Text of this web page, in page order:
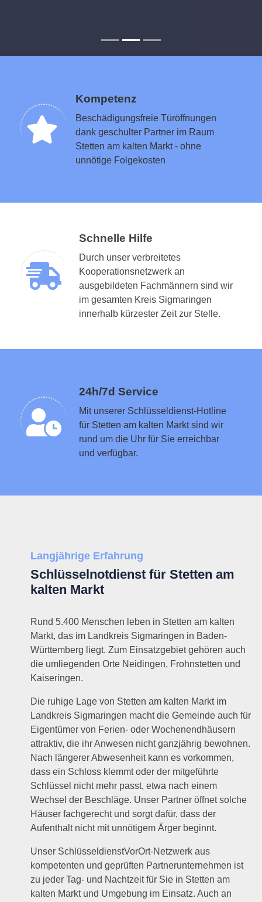
Kompetenz
Beschädigungsfreie Türöffnungen
dank geschulter Partner im Raum
Stetten am kalten Markt - ohne
unnötige Folgekosten
Schnelle Hilfe
Durch unser verbreitetes
Kooperationsnetzwerk an
ausgebildeten Fachmännern sind wir
im gesamten Kreis Sigmaringen
innerhalb kürzester Zeit zur Stelle.
24h/7d Service
Mit unserer Schlüsseldienst-Hotline
für Stetten am kalten Markt sind wir
rund um die Uhr für Sie erreichbar
und verfügbar.
Schlüsseldienst in der Nähe vermitteln
Langjährige Erfahrung
Schlüsselnotdienst für Stetten am
kalten Markt
Rund 5.400 Menschen leben in Stetten am kalten
Markt, das im Landkreis Sigmaringen in Baden-
Württemberg liegt. Zum Einsatzgebiet gehören auch
die umliegenden Orte Neidingen, Frohnstetten und
Kaiseringen.
Die ruhige Lage von Stetten am kalten Markt im
Landkreis Sigmaringen macht die Gemeinde auch für
Eigentümer von Ferien- oder Wochenendhäusern
attraktiv, die ihr Anwesen nicht ganzjährig bewohnen.
Nach längerer Abwesenheit kann es vorkommen,
dass ein Schloss klemmt oder der mitgeführte
Schlüssel nicht mehr passt, etwa nach einem
Wechsel der Beschläge. Unser Partner öffnet solche
Häuser fachgerecht und sorgt dafür, dass der
Aufenthalt nicht mit unnötigem Ärger beginnt.
Unser SchlüsseldienstVorOrt-Netzwerk aus
kompetenten und geprüften Partnerunternehmen ist
zu jeder Tag- und Nachtzeit für Sie in Stetten am
kalten Markt und Umgebung im Einsatz. Auch an